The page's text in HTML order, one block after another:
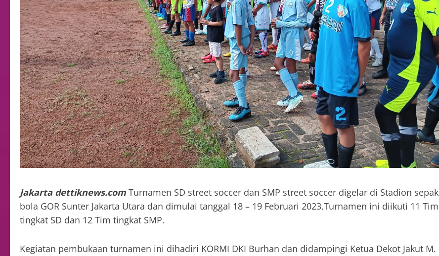
Jakarta dettiknews.com Turnamen SD street soccer dan SMP street soccer digelar di Stadion sepak
bola GOR Sunter Jakarta Utara dan dimulai tanggal 18 – 19 Februari 2023,Turnamen ini diikuti 11 Tim
tingkat SD dan 12 Tim tingkat SMP.
Kegiatan pembukaan turnamen ini dihadiri KORMI DKI Burhan dan didampingi Ketua Dekot Jakut M.